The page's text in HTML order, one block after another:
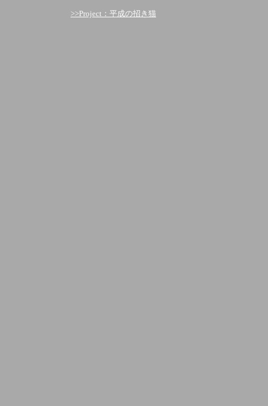
>>Project：平成の招き猫